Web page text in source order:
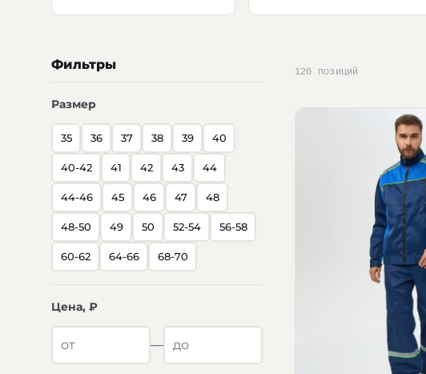
Фильтры
Размер
35 36 37 38 39 40
40-42 41 42 43 44
44-46 45 46 47 48
48-50 49 50 52-54 56-58
60-62 64-66 68-70
Цена, ₽
—
120 позиций